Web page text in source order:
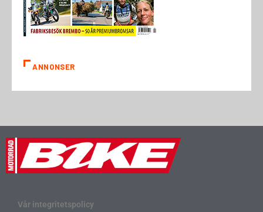
ANNONSER
Vår integritetspolicy